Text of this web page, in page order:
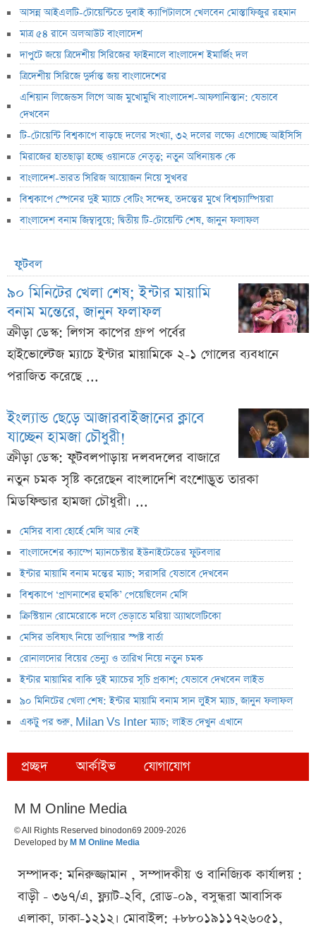
আসন্ন আইএলটি-টোয়েন্টিতে দুবাই ক্যাপিটালসে খেলবেন মোস্তাফিজুর রহমান
মাত্র ৫৪ রানে অলআউট বাংলাদেশ
দাপুটে জয়ে ত্রিদেশীয় সিরিজের ফাইনালে বাংলাদেশ ইমার্জিং দল
ত্রিদেশীয় সিরিজে দুর্দান্ত জয় বাংলাদেশের
এশিয়ান লিজেন্ডস লিগে আজ মুখোমুখি বাংলাদেশ-আফগানিস্তান: যেভাবে
দেখবেন
টি-টোয়েন্টি বিশ্বকাপে বাড়ছে দলের সংখ্যা, ৩২ দলের লক্ষ্যে এগোচ্ছে আইসিসি
মিরাজের হাতছাড়া হচ্ছে ওয়ানডে নেতৃত্ব; নতুন অধিনায়ক কে
বাংলাদেশ-ভারত সিরিজ আয়োজন নিয়ে সুখবর
বিশ্বকাপে স্পেনের দুই ম্যাচে বেটিং সন্দেহ, তদন্তের মুখে বিশ্বচ্যাম্পিয়রা
বাংলাদেশ বনাম জিম্বাবুয়ে; দ্বিতীয় টি-টোয়েন্টি শেষ, জানুন ফলাফল
ফুটবল
৯০ মিনিটের খেলা শেষ; ইন্টার মায়ামি
বনাম মন্তেরে, জানুন ফলাফল
ক্রীড়া ডেস্ক: লিগস কাপের গ্রুপ পর্বের
হাইভোল্টেজ ম্যাচে ইন্টার মায়ামিকে ২-১ গোলের ব্যবধানে
পরাজিত করেছে ...
ইংল্যান্ড ছেড়ে আজারবাইজানের ক্লাবে
যাচ্ছেন হামজা চৌধুরী!
ক্রীড়া ডেস্ক: ফুটবলপাড়ায় দলবদলের বাজারে
নতুন চমক সৃষ্টি করেছেন বাংলাদেশি বংশোদ্ভূত তারকা
মিডফিল্ডার হামজা চৌধুরী। ...
মেসির বাবা হোর্হে মেসি আর নেই
বাংলাদেশের ক্যাম্পে ম্যানচেস্টার ইউনাইটেডের ফুটবলার
ইন্টার মায়ামি বনাম মন্তের ম্যাচ; সরাসরি যেভাবে দেখবেন
বিশ্বকাপে ‘প্রাণনাশের হুমকি’ পেয়েছিলেন মেসি
ক্রিস্টিয়ান রোমেরোকে দলে ভেড়াতে মরিয়া অ্যাথলেটিকো
মেসির ভবিষ্যৎ নিয়ে তাপিয়ার স্পষ্ট বার্তা
রোনালদোর বিয়ের ভেন্যু ও তারিখ নিয়ে নতুন চমক
ইন্টার মায়ামির বাকি দুই ম্যাচের সূচি প্রকাশ; যেভাবে দেখবেন লাইভ
৯০ মিনিটের খেলা শেষ: ইন্টার মায়ামি বনাম সান লুইস ম্যাচ, জানুন ফলাফল
একটু পর শুরু, Milan Vs Inter ম্যাচ; লাইভ দেখুন এখানে
প্রচ্ছদ আর্কাইভ যোগাযোগ
M M Online Media
© All Rights Reserved binodon69 2009-2026
Developed by M M Online Media
সম্পাদক: মনিরুজ্জামান , সম্পাদকীয় ও বানিজ্যিক কার্যালয় :
বাড়ী - ৩৬৭/এ, ফ্ল্যাট-২বি, রোড-০৯, বসুন্ধরা আবাসিক
এলাকা, ঢাকা-১২১২। মোবাইল: +৮৮০১৯১১৭২৬০৫১,